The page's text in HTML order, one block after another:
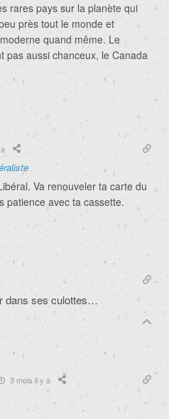
rares pays sur la planète qui
près tout le monde et
quand même. Le
pas aussi chanceux, le Canada
Va renouveler ta carte du
patience avec ta cassette.
dans ses culottes…
3 mois il y a